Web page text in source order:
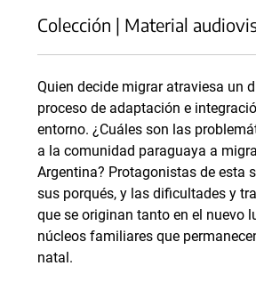
Colección | Material
Quien decide migrar atraviesa un
proceso de adaptación e
entorno. ¿Cuáles son las
a la comunidad paraguaya a
Argentina? Protagonistas de esta
sus porqués, y las dificultades y
que se originan tanto en el nuevo
núcleos familiares que
natal.